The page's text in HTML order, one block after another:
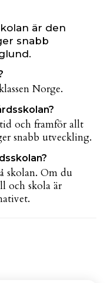
är den
snabb
Norge.
och framför allt
snabb utveckling.
skolan. Om du
och skola är